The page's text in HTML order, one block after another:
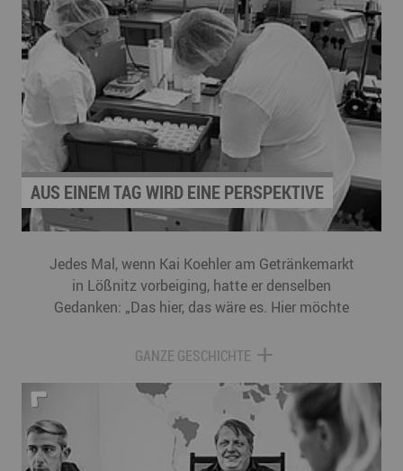
AUS EINEM TAG WIRD EINE PERSPEKTIVE
Jedes Mal, wenn Kai Koehler am Getränkemarkt
in Lößnitz vorbeiging, hatte er denselben
Gedanken: „Das hier, das wäre es. Hier möchte
zusammen, betrat den Markt und fragte den
einen Außenarbeitsplatz einzurichten. Die
Reaktion war freundlich, aber zunächst
zurückhaltend. Wie würde eine solche
Zusammenarbeit ablaufen? Welche Aufgaben
GANZE GESCHICHTE